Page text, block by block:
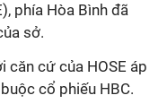
phía Hòa Bình đã
sở.
căn cứ của HOSE áp
cổ phiếu HBC.